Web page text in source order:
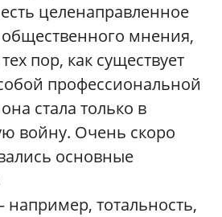
целенаправленное
мнения,
пор, как существует
профессиональной
стала только в
войну. Очень скоро
основные
например, тотальность,